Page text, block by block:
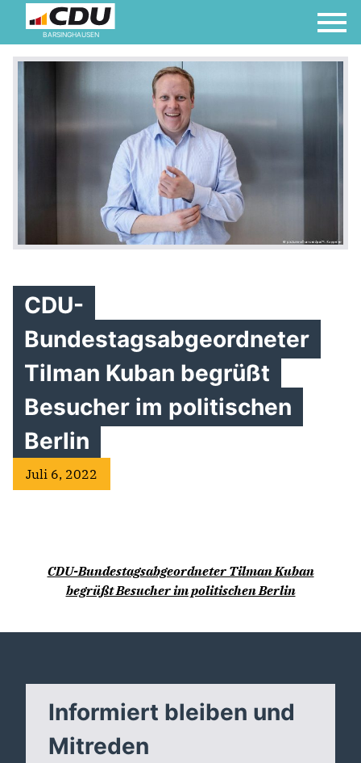
BARSINGHAUSEN
CDU-
Bundestagsabgeordneter
Tilman Kuban begrüßt
Besucher im politischen
Berlin
Juli 6, 2022
CDU-Bundestagsabgeordneter Tilman Kuban
begrüßt Besucher im politischen Berlin
Informiert bleiben und
Mitreden